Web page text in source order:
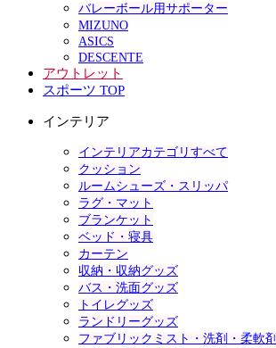
バレーボール用サポーター
MIZUNO
ASICS
DESCENTE
アウトレット
スポーツ TOP
インテリア
インテリアカテゴリすべて
クッション
ルームシューズ・スリッパ
ラグ・マット
ブランケット
ベッド・寝具
カーテン
収納・収納グッズ
バス・洗面グッズ
トイレグッズ
ランドリーグッズ
ファブリックミスト・洗剤・柔軟剤